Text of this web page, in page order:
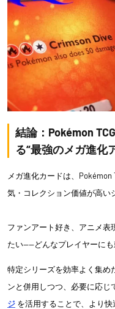
結論：Pokémon
る“最強のメガ進化
メガ進化カードは、Pokémon
気・コレクション価値が高い
ファンアート好き、アニメ
たい——どんなプレイヤーにも
特定シリーズを効率よく集め
ンと併用しつつ、必要に応じ
ジ を活用することで、より快